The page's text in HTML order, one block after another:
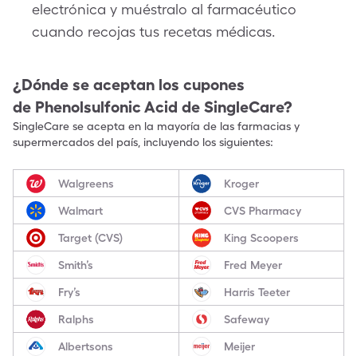
electrónica y muéstralo al farmacéutico
cuando recojas tus recetas médicas.
¿Dónde se aceptan los cupones
de Phenolsulfonic Acid de SingleCare?
SingleCare se acepta en la mayoría de las farmacias y
supermercados del país, incluyendo los siguientes:
Walgreens Kroger
Walmart CVS Pharmacy
Target (CVS) King Scoopers
Smith’s Fred Meyer
Fry’s Harris Teeter
Ralphs Safeway
Albertsons Meijer